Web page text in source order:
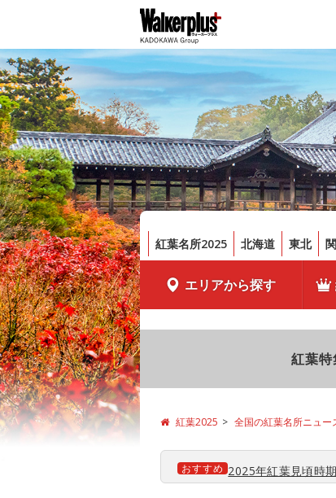
紅葉名所2025 北海道 東北
エリアから探す
紅葉特
紅葉2025 全国の紅葉名所ニュー
おすすめ 2025年紅葉見頃時